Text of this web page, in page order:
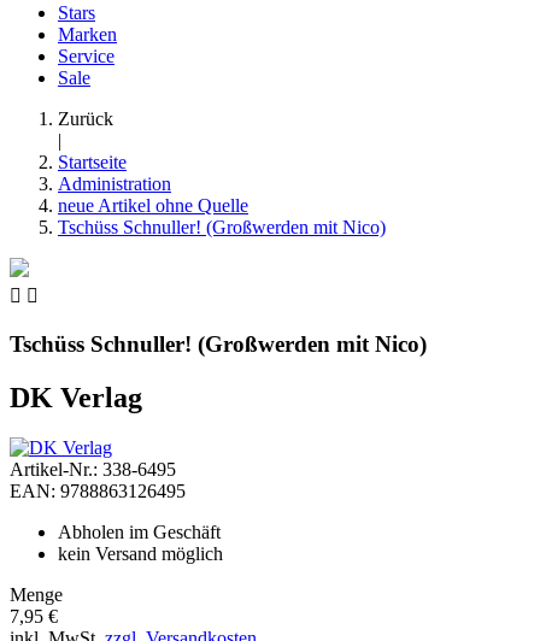
Stars
Marken
Service
Sale
Zurück
|
Startseite
Administration
neue Artikel ohne Quelle
Tschüss Schnuller! (Großwerden mit Nico)
 
Tschüss Schnuller! (Großwerden mit Nico)
DK Verlag
Artikel-Nr.: 338-6495
EAN: 9788863126495
Abholen im Geschäft
kein Versand möglich
Menge
7,95 €